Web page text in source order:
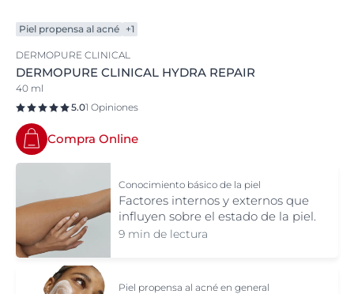
Piel propensa al acné +1
DERMOPURE CLINICAL
DERMOPURE CLINICAL HYDRA REPAIR
40 ml
5.01 Opiniones
Compra Online
Conocimiento básico de la piel
Factores internos y externos que
influyen sobre el estado de la piel.
9 min de lectura
Piel propensa al acné en general